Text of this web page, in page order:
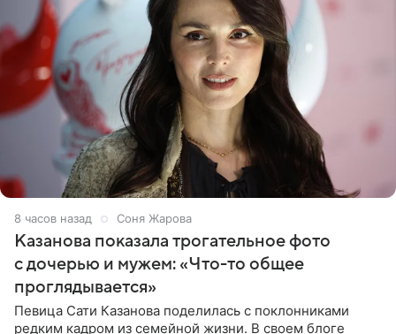
8 часов назад Соня Жарова
Казанова показала трогательное фото
с дочерью и мужем: «Что-то общее
проглядывается»
Певица Сати Казанова поделилась с поклонниками
редким кадром из семейной жизни. В своем блоге